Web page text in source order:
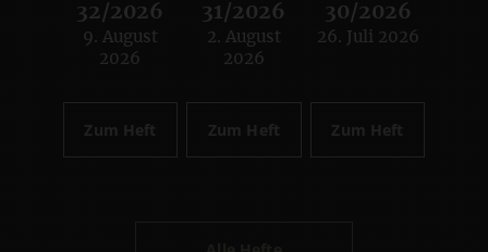
32/2026
:
9. August
2026
Zum Heft
31/2026
:
2. August
2026
Zum Heft
30/2026
:
26. Juli 2026
Zum Heft